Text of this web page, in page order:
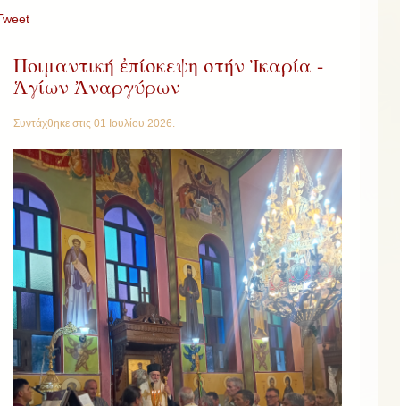
Ποιμαντική ἐπίσκεψη στήν Ἰκαρία -
Ἁγίων Ἀναργύρων
Συντάχθηκε στις 01 Ιουλίου 2026